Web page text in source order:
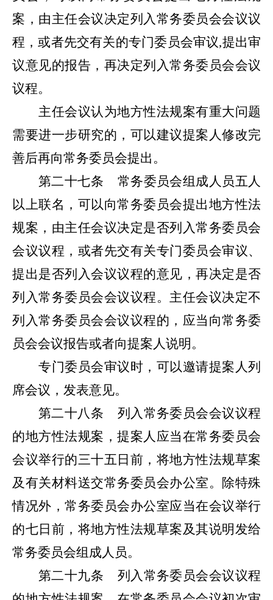
案，由主任会议决定列入常务委员会会议议
程，或者先交有关的专门委员会审议,提出审
议意见的报告，再决定列入常务委员会会议
议程。
主任会议认为地方性法规案有重大问题
需要进一步研究的，可以建议提案人修改完
善后再向常务委员会提出。
第二十七条
常务委员会组成人员五人
以上联名，可以向常务委员会提出地方性法
规案，由主任会议决定是否列入常务委员会
会议议程，或者先交有关专门委员会审议、
提出是否列入会议议程的意见，再决定是否
列入常务委员会会议议程。主任会议决定不
列入常务委员会会议议程的，应当向常务委
员会会议报告或者向提案人说明。
专门委员会审议时，可以邀请提案人列
席会议，发表意见。
第二十八条
列入常务委员会会议议程
的地方性法规案，提案人应当在常务委员会
会议举行的三十五日前，将地方性法规草案
及有关材料送交常务委员会办公室。 除特殊
情况外，常务委员会办公室应当在会议举行
的七日前，将地方性法规草案及其说明发给
常务委员会组成人员。
第二十九条
列入常务委员会会议议程